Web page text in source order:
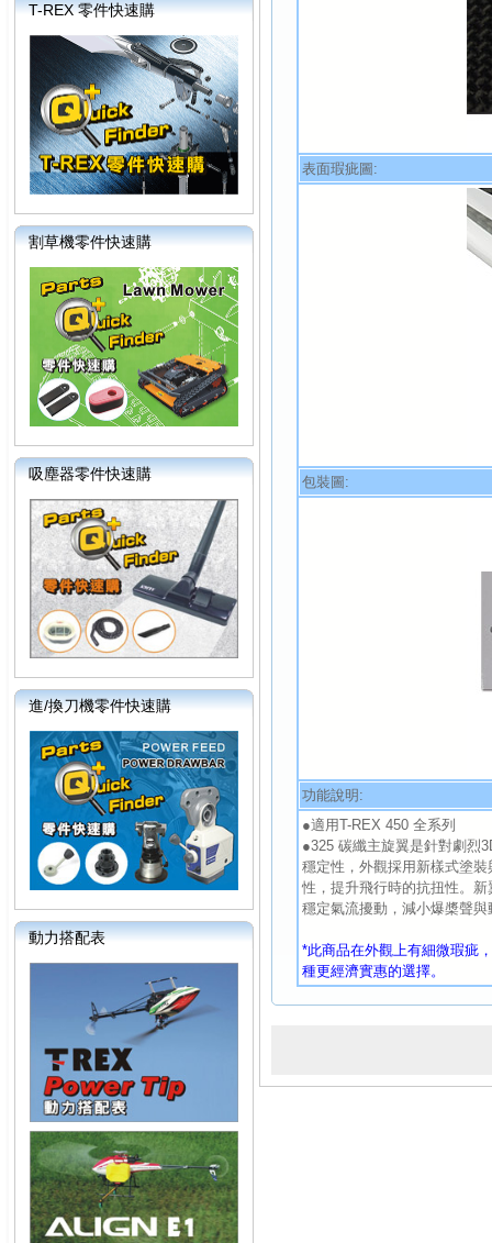
T-REX 零件快速購
割草機零件快速購
吸塵器零件快速購
進/換刀機零件快速購
動力搭配表
表面瑕疵圖:
包裝圖:
功能說明:
●適用T-REX 450 全系列
●325 碳纖主旋翼是針對劇烈
穩定性，外觀採用新樣式塗
性，提升飛行時的抗扭性。
穩定氣流擾動，減小爆槳聲與
*此商品在外觀上有細微瑕疵
種更經濟實惠的選擇。